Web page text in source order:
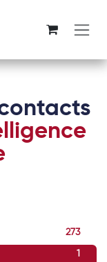
273
1